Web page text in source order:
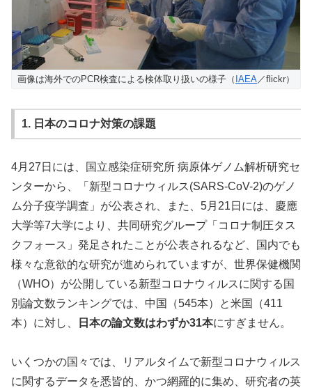
画像は海外でのPCR検査による検体取り扱いの様子（ IAEA ／flickr）
1. 日本のコロナ対策の課題
4月27日には、国⽴感染症研究所 病原体ゲノム解析研究セ
ンターから、「新型コロナウィルス(SARS-CoV-2)のゲノ
ム分⼦疫学調査」が公表され、また、5月21日には、慶應
大学等7大学により、共同研究グループ「コロナ制圧タス
クフォース」発足されたことが公表されるなど、国内でも
様々な意欲的な研究が進められていますが、世界保健機関
（WHO）が公開している新型コロナウィルスに関する国
別論文数ランキングでは、中国（545本）と米国（411
本）に対し、
日本の論文数はわずか31本にすぎません。
いくつかの国々では、リアルタイムで新型コロナウィルス
に関するデータを悉皆的、かつ網羅的に集め、研究者の英